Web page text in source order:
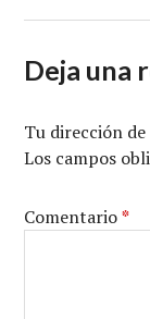
Deja una
Tu dirección
Los campos
Comentario*